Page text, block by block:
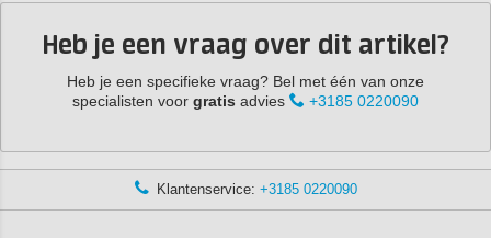
Heb je een vraag over dit artikel?
Heb je een specifieke vraag? Bel met één van onze
specialisten voor gratis advies +3185 0220090
Klantenservice: +3185 0220090